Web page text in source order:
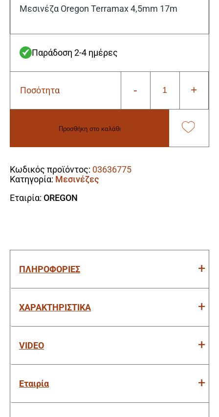
Μεσινέζα Oregon Terramax 4,5mm 17m
Παράδοση 2-4 ημέρες
Ποσότητα -
Μεσινέζα
+
Προσθήκη στο καλάθι
Κωδικός προϊόντος: 03636775
Κατηγορία: Μεσινέζες
Εταιρία: OREGON
ΠΛΗΡΟΦΟΡΙΕΣ
ΧΑΡΑΚΤΗΡΙΣΤΙΚΑ
VIDEO
Εταιρία